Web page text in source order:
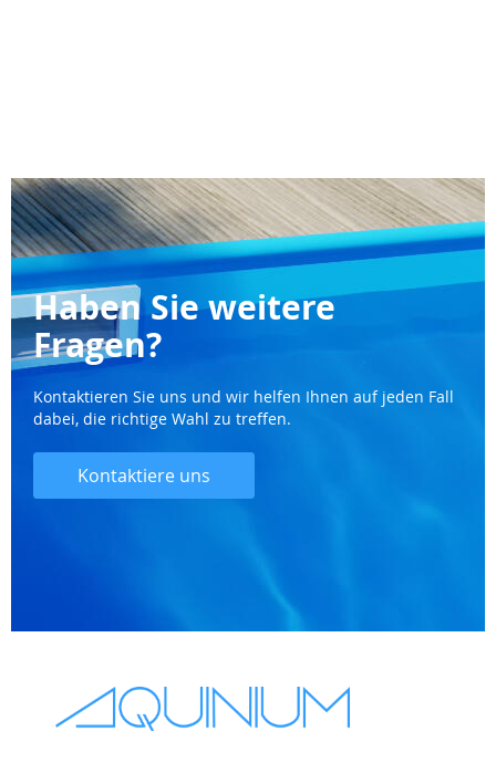
Haben Sie weitere
Fragen?
Kontaktieren Sie uns und wir helfen Ihnen auf jeden Fall
dabei, die richtige Wahl zu treffen.
Kontaktiere uns